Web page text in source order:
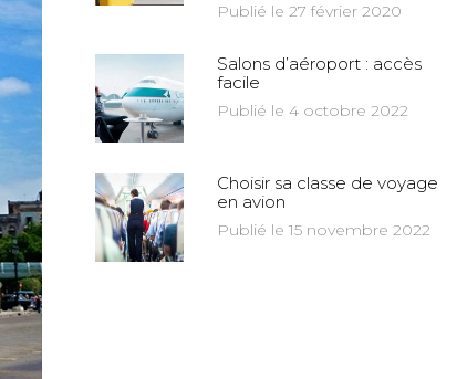
Publié le 27 février 2020
Salons d’aéroport : accès
facile
Publié le 4 octobre 2022
Choisir sa classe de voyage
en avion
Publié le 15 novembre 2022